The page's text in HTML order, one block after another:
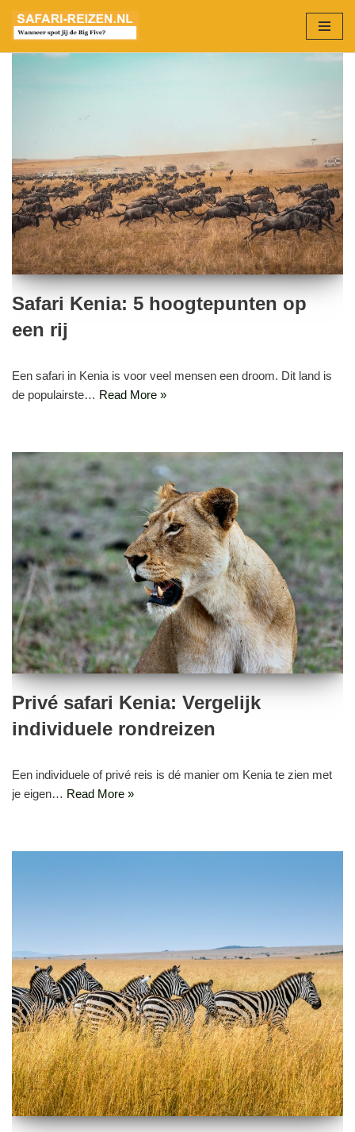
Ga
Safari Kenia: 5 hoogtepunten op
een rij
Een safari in Kenia is voor veel mensen een droom. Dit land is
de populairste… Read More »
Privé safari Kenia: Vergelijk
individuele rondreizen
Een individuele of privé reis is dé manier om Kenia te zien met
je eigen… Read More »